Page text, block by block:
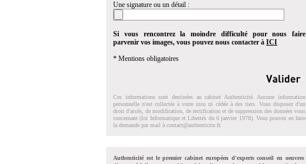
Une signature ou un détail :
Si vous rencontrez la moindre difficulté pour nous faire
parvenir vos images, vous pouvez nous contacter à ICI
* Mentions obligatoires
Ces informations sont destinées au cabinet Authenticité. Aucune information
personnelle n'est collectée à votre insu ni cédée à des tiers. Vous disposez d'un
droit d'accés, de modification, de rectification et de suppression des données vous
concernant (loi Informatique et Libertés du 6 janvier 1978). Vous pouvez en faire
la demande par mail à contact@authenticite.fr.
Authenticité est le premier cabinet européen d'experts conseil en oeuvres